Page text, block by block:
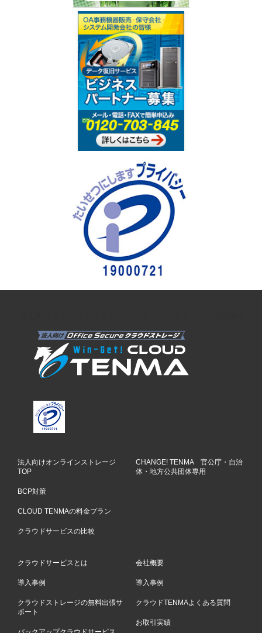
法人向けオンラインストレージ
TOP
BCP対策
CLOUD TENMAの料金プラン
クラウドサービスの比較
CHANGE! TENMA 官公庁・自治
体・地方公共団体専用
クラウドサービスとは
導入事例
クラウドストレージの無料出張サ
ポート
会社概要
導入事例
クラウドTENMAよくある質問
お取引実績